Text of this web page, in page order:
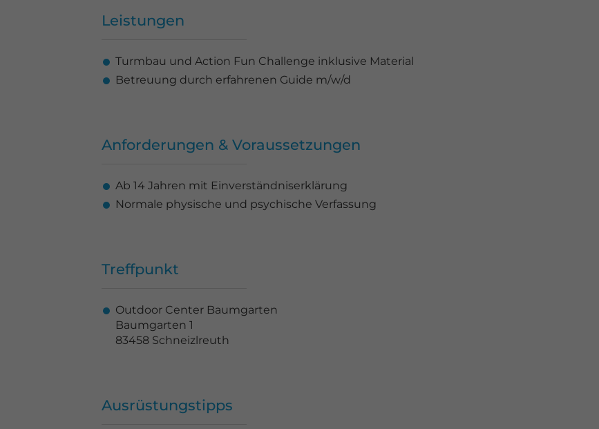
Leistungen
Turmbau und Action Fun Challenge inklusive Material
Betreuung durch erfahrenen Guide m/w/d
Anforderungen & Voraussetzungen
Ab 14 Jahren mit Einverständniserklärung
Normale physische und psychische Verfassung
Treffpunkt
Outdoor Center Baumgarten
Baumgarten 1
83458 Schneizlreuth
Ausrüstungstipps